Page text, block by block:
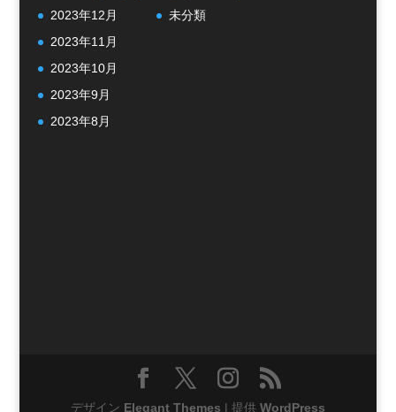
2023年12月
2023年11月
2023年10月
2023年9月
2023年8月
未分類
デザイン Elegant Themes | 提供 WordPress